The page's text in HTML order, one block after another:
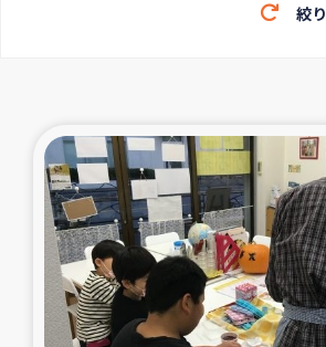
緊急救援の時代
東ティモール豪雨緊急
大雨による洪水被災者
カカオ生産者支援事
シリア国内避難民・帰還民の
絞